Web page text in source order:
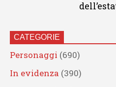
CATEGORIE
Personaggi (690)
In evidenza (390)